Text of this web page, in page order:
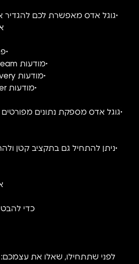
•גוגל אדס מאפשרת לכם להגדיר
•מודעות TrueView In-Stream: סרטונים שמופיעים לפני או במהלך תוכן ביוטיוב.
•מודעות Discovery: מופיעות כתוצאות חיפוש ביוטיוב או בדף הבית של יוטיוב.
•מודעות Bumper: סרטונים קצרים (6 שניות) שנועדו להשאיר רושם מהיר.
•גוגל אדס מספקת נתונים
כדי
לפני שתתחילו, שאלו את